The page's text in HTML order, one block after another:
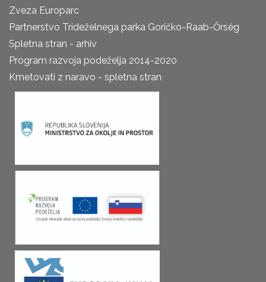
Zveza Europarc
Partnerstvo Trideželnega parka Goričko-Raab-Őrség
Spletna stran - arhiv
Program razvoja podeželja 2014-2020
Kmetovati z naravo - spletna stran